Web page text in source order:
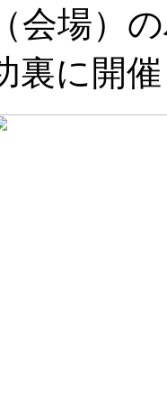
会場）
裏に開